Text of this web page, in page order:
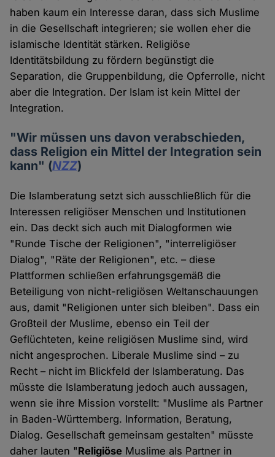
haben kaum ein Interesse daran, dass sich Muslime
in die Gesellschaft integrieren; sie wollen eher die
islamische Identität stärken. Religiöse
Identitätsbildung zu fördern begünstigt die
Separation, die Gruppenbildung, die Opferrolle, nicht
aber die Integration. Der Islam ist kein Mittel der
Integration.
"Wir müssen uns davon verabschieden,
dass Religion ein Mittel der Integration sein
kann" (NZZ)
Die Islamberatung setzt sich ausschließlich für die
Interessen religiöser Menschen und Institutionen
ein. Das deckt sich auch mit Dialogformen wie
"Runde Tische der Religionen", "interreligiöser
Dialog", "Räte der Religionen", etc. – diese
Plattformen schließen erfahrungsgemäß die
Beteiligung von nicht-religiösen Weltanschauungen
aus, damit "Religionen unter sich bleiben". Dass ein
Großteil der Muslime, ebenso ein Teil der
Geflüchteten, keine religiösen Muslime sind, wird
nicht angesprochen. Liberale Muslime sind – zu
Recht – nicht im Blickfeld der Islamberatung. Das
müsste die Islamberatung jedoch auch aussagen,
wenn sie ihre Mission vorstellt: "Muslime als Partner
in Baden-Württemberg. Information, Beratung,
Dialog. Gesellschaft gemeinsam gestalten" müsste
daher lauten "Religiöse Muslime als Partner in